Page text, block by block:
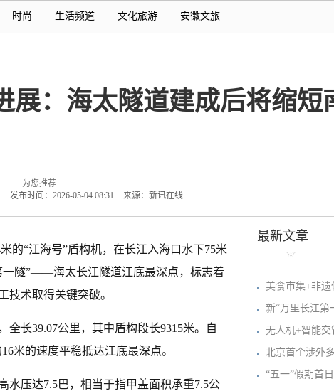
时尚 生活频道 文化旅游 安徽文旅
展：海太隧道建成后将缩短
为您推荐
发布时间：2026-05-04 08:31
来源：新讯在线
的“江海号”盾构机，在长江入海口水下75米
一隧”——海太长江隧道江底最深点，标志着
技术取得关键突破。
长39.07公里，其中盾构段长9315米。自
米的速度平稳抵达江底最深点。
水压达7.5巴，相当于指甲盖面积承重7.5公
最新文章
美食市集+非
新“万里长江第
无人机+智能交
北京首个涉外
“五一”假期首